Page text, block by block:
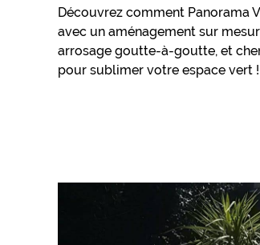
Découvrez comment Panorama
avec un aménagement sur
arrosage goutte-à-goutte, et
pour sublimer votre espace vert !